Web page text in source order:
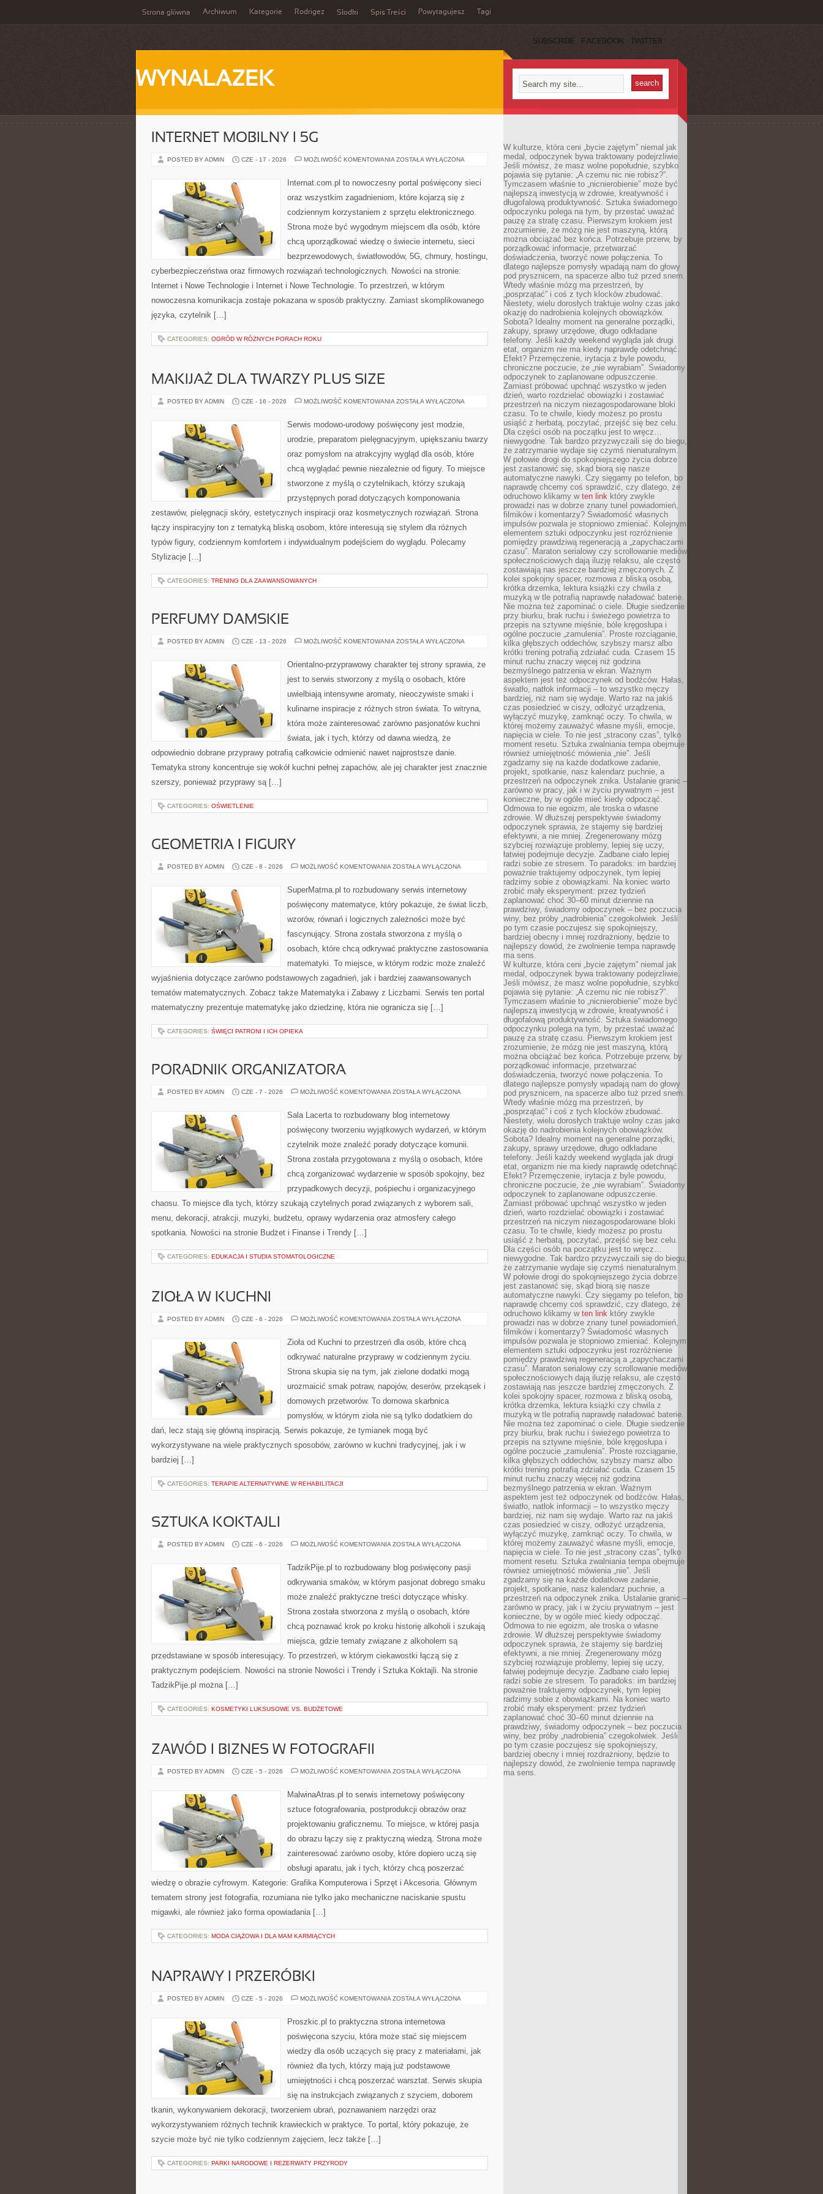
Strona główna Archiwum Kategorie Rodrigez Słodki Spis Treści Powytagujesz Tagi
SUBSCRIBE FACEBOOK TWITTER
WYNALAZEK
INTERNET MOBILNY I 5G
POSTED BY ADMIN CZE - 17 - 2026 MOŻLIWOŚĆ KOMENTOWANIA INTERNET
ZOSTAŁA WYŁĄCZONA
Internat.com.pl to nowoczesny portal poświęcony sieci
oraz wszystkim zagadnieniom, które kojarzą się z
codziennym korzystaniem z sprzętu elektronicznego.
Strona może być wygodnym miejscem dla osób, które
chcą uporządkować wiedzę o świecie internetu, sieci
bezprzewodowych, światłowodów, 5G, chmury, hostingu,
cyberbezpieczeństwa oraz firmowych rozwiązań technologicznych. Nowości na stronie:
Internet i Nowe Technologie i Internet i Nowe Technologie. To przestrzeń, w którym
nowoczesna komunikacja zostaje pokazana w sposób praktyczny. Zamiast skomplikowanego
języka, czytelnik […]
CATEGORIES: OGRÓD W RÓŻNYCH PORACH ROKU
MAKIJAŻ DLA TWARZY PLUS SIZE
POSTED BY ADMIN CZE - 16 - 2026 MOŻLIWOŚĆ KOMENTOWANIA MAKIJAŻ
PLUS
SIZE
ZOSTAŁA WYŁĄCZONA
Serwis modowo-urodowy poświęcony jest modzie,
urodzie, preparatom pielęgnacyjnym, upiększaniu twarzy
oraz pomysłom na atrakcyjny wygląd dla osób, które
chcą wyglądać pewnie niezależnie od figury. To miejsce
stworzone z myślą o czytelnikach, którzy szukają
przystępnych porad dotyczących komponowania
zestawów, pielęgnacji skóry, estetycznych inspiracji oraz kosmetycznych rozwiązań. Strona
łączy inspiracyjny ton z tematyką bliską osobom, które interesują się stylem dla różnych
typów figury, codziennym komfortem i indywidualnym podejściem do wyglądu. Polecamy
Stylizacje […]
CATEGORIES: TRENING DLA ZAAWANSOWANYCH
PERFUMY DAMSKIE
POSTED BY ADMIN CZE - 13 - 2026 MOŻLIWOŚĆ KOMENTOWANIA PERFUMY
ZOSTAŁA WYŁĄCZONA
Orientalno-przyprawowy charakter tej strony sprawia, że
jest to serwis stworzony z myślą o osobach, które
uwielbiają intensywne aromaty, nieoczywiste smaki i
kulinarne inspiracje z różnych stron świata. To witryna,
która może zainteresować zarówno pasjonatów kuchni
świata, jak i tych, którzy od dawna wiedzą, że
odpowiednio dobrane przyprawy potrafią całkowicie odmienić nawet najprostsze danie.
Tematyka strony koncentruje się wokół kuchni pełnej zapachów, ale jej charakter jest znacznie
szerszy, ponieważ przyprawy są […]
CATEGORIES: OŚWIETLENIE
GEOMETRIA I FIGURY
POSTED BY ADMIN CZE - 8 - 2026 MOŻLIWOŚĆ KOMENTOWANIA GEOMETRIA
ZOSTAŁA WYŁĄCZONA
SuperMatma.pl to rozbudowany serwis internetowy
poświęcony matematyce, który pokazuje, że świat liczb,
wzorów, równań i logicznych zależności może być
fascynujący. Strona została stworzona z myślą o
osobach, które chcą odkrywać praktyczne zastosowania
matematyki. To miejsce, w którym rodzic może znaleźć
wyjaśnienia dotyczące zarówno podstawowych zagadnień, jak i bardziej zaawansowanych
tematów matematycznych. Zobacz także Matematyka i Zabawy z Liczbami. Serwis ten portal
matematyczny prezentuje matematykę jako dziedzinę, która nie ogranicza się […]
CATEGORIES: ŚWIĘCI PATRONI I ICH OPIEKA
PORADNIK ORGANIZATORA
POSTED BY ADMIN CZE - 7 - 2026 MOŻLIWOŚĆ KOMENTOWANIA PORADNIK
ZOSTAŁA WYŁĄCZONA
Sala Lacerta to rozbudowany blog internetowy
poświęcony tworzeniu wyjątkowych wydarzeń, w którym
czytelnik może znaleźć porady dotyczące komunii.
Strona została przygotowana z myślą o osobach, które
chcą zorganizować wydarzenie w sposób spokojny, bez
przypadkowych decyzji, pośpiechu i organizacyjnego
chaosu. To miejsce dla tych, którzy szukają czytelnych porad związanych z wyborem sali,
menu, dekoracji, atrakcji, muzyki, budżetu, oprawy wydarzenia oraz atmosfery całego
spotkania. Nowości na stronie Budżet i Finanse i Trendy […]
CATEGORIES: EDUKACJA I STUDIA STOMATOLOGICZNE
ZIOŁA W KUCHNI
POSTED BY ADMIN CZE - 6 - 2026 MOŻLIWOŚĆ KOMENTOWANIA ZIOŁA
ZOSTAŁA WYŁĄCZONA
Zioła od Kuchni to przestrzeń dla osób, które chcą
odkrywać naturalne przyprawy w codziennym życiu.
Strona skupia się na tym, jak zielone dodatki mogą
urozmaicić smak potraw, napojów, deserów, przekąsek i
domowych przetworów. To domowa skarbnica
pomysłów, w którym zioła nie są tylko dodatkiem do
dań, lecz stają się główną inspiracją. Serwis pokazuje, że tymianek mogą być
wykorzystywane na wiele praktycznych sposobów, zarówno w kuchni tradycyjnej, jak i w
bardziej […]
CATEGORIES: TERAPIE ALTERNATYWNE W REHABILITACJI
SZTUKA KOKTAJLI
POSTED BY ADMIN CZE - 6 - 2026 MOŻLIWOŚĆ KOMENTOWANIA SZTUKA
ZOSTAŁA WYŁĄCZONA
TadzikPije.pl to rozbudowany blog poświęcony pasji
odkrywania smaków, w którym pasjonat dobrego smaku
może znaleźć praktyczne treści dotyczące whisky.
Strona została stworzona z myślą o osobach, które
chcą poznawać krok po kroku historię alkoholi i szukają
miejsca, gdzie tematy związane z alkoholem są
przedstawiane w sposób interesujący. To przestrzeń, w którym ciekawostki łączą się z
praktycznym podejściem. Nowości na stronie Nowości i Trendy i Sztuka Koktajli. Na stronie
TadzikPije.pl można […]
CATEGORIES: KOSMETYKI LUKSUSOWE VS. BUDŻETOWE
ZAWÓD I BIZNES W FOTOGRAFII
POSTED BY ADMIN CZE - 5 - 2026 MOŻLIWOŚĆ KOMENTOWANIA ZAWÓD
FOTOGRAFII
ZOSTAŁA WYŁĄCZONA
MalwinaAtras.pl to serwis internetowy poświęcony
sztuce fotografowania, postprodukcji obrazów oraz
projektowaniu graficznemu. To miejsce, w której pasja
do obrazu łączy się z praktyczną wiedzą. Strona może
zainteresować zarówno osoby, które dopiero uczą się
obsługi aparatu, jak i tych, którzy chcą poszerzać
wiedzę o obrazie cyfrowym. Kategorie: Grafika Komputerowa i Sprzęt i Akcesoria. Głównym
tematem strony jest fotografia, rozumiana nie tylko jako mechaniczne naciskanie spustu
migawki, ale również jako forma opowiadania […]
CATEGORIES: MODA CIĄŻOWA I DLA MAM KARMIĄCYCH
NAPRAWY I PRZERÓBKI
POSTED BY ADMIN CZE - 5 - 2026 MOŻLIWOŚĆ KOMENTOWANIA NAPRAWY
ZOSTAŁA WYŁĄCZONA
Proszkic.pl to praktyczna strona internetowa
poświęcona szyciu, która może stać się miejscem
wiedzy dla osób uczących się pracy z materiałami, jak
również dla tych, którzy mają już podstawowe
umiejętności i chcą poszerzać warsztat. Serwis skupia
się na instrukcjach związanych z szyciem, doborem
tkanin, wykonywaniem dekoracji, tworzeniem ubrań, poznawaniem narzędzi oraz
wykorzystywaniem różnych technik krawieckich w praktyce. To portal, który pokazuje, że
szycie może być nie tylko codziennym zajęciem, lecz także […]
CATEGORIES: PARKI NARODOWE I REZERWATY PRZYRODY
W kulturze, która ceni „bycie zajętym” niemal jak
medal, odpoczynek bywa traktowany podejrzliwie.
Jeśli mówisz, że masz wolne popołudnie, szybko
pojawia się pytanie: „A czemu nic nie robisz?”.
Tymczasem właśnie to „nicnierobienie” może być
najlepszą inwestycją w zdrowie, kreatywność i
długofalową produktywność. Sztuka świadomego
odpoczynku polega na tym, by przestać uważać
pauzę za stratę czasu. Pierwszym krokiem jest
zrozumienie, że mózg nie jest maszyną, którą
można obciążać bez końca. Potrzebuje przerw, by
porządkować informacje, przetwarzać
doświadczenia, tworzyć nowe połączenia. To
dlatego najlepsze pomysły wpadają nam do głowy
pod prysznicem, na spacerze albo tuż przed snem.
Wtedy właśnie mózg ma przestrzeń, by
„posprzątać” i coś z tych klocków zbudować.
Niestety, wielu dorosłych traktuje wolny czas jako
okazję do nadrobienia kolejnych obowiązków.
Sobota? Idealny moment na generalne porządki,
zakupy, sprawy urzędowe, długo odkładane
telefony. Jeśli każdy weekend wygląda jak drugi
etat, organizm nie ma kiedy naprawdę odetchnąć.
Efekt? Przemęczenie, irytacja z byle powodu,
chroniczne poczucie, że „nie wyrabiam”. Świadomy
odpoczynek to zaplanowane odpuszczenie.
Zamiast próbować upchnąć wszystko w jeden
dzień, warto rozdzielać obowiązki i zostawiać
przestrzeń na niczym niezagospodarowane bloki
czasu. To te chwile, kiedy możesz po prostu
usiąść z herbatą, poczytać, przejść się bez celu.
Dla części osób na początku jest to wręcz…
niewygodne. Tak bardzo przyzwyczaili się do biegu,
że zatrzymanie wydaje się czymś nienaturalnym.
W połowie drogi do spokojniejszego życia dobrze
jest zastanowić się, skąd biorą się nasze
automatyczne nawyki. Czy sięgamy po telefon, bo
naprawdę chcemy coś sprawdzić, czy dlatego, że
odruchowo klikamy w ten link który zwykle
prowadzi nas w dobrze znany tunel powiadomień,
filmików i komentarzy? Świadomość własnych
impulsów pozwala je stopniowo zmieniać. Kolejnym
elementem sztuki odpoczynku jest rozróżnienie
pomiędzy prawdziwą regeneracją a „zapychaczami
czasu”. Maraton serialowy czy scrollowanie mediów
społecznościowych dają iluzję relaksu, ale często
zostawiają nas jeszcze bardziej zmęczonych. Z
kolei spokojny spacer, rozmowa z bliską osobą,
krótka drzemka, lektura książki czy chwila z
muzyką w tle potrafią naprawdę naładować baterie.
Nie można też zapominać o ciele. Długie siedzenie
przy biurku, brak ruchu i świeżego powietrza to
przepis na sztywne mięśnie, bóle kręgosłupa i
ogólne poczucie „zamulenia”. Proste rozciąganie,
kilka głębszych oddechów, szybszy marsz albo
krótki trening potrafią zdziałać cuda. Czasem 15
minut ruchu znaczy więcej niż godzina
bezmyślnego patrzenia w ekran. Ważnym
aspektem jest też odpoczynek od bodźców. Hałas,
światło, natłok informacji – to wszystko męczy
bardziej, niż nam się wydaje. Warto raz na jakiś
czas posiedzieć w ciszy, odłożyć urządzenia,
wyłączyć muzykę, zamknąć oczy. To chwila, w
której możemy zauważyć własne myśli, emocje,
napięcia w ciele. To nie jest „stracony czas”, tylko
moment resetu. Sztuka zwalniania tempa obejmuje
również umiejętność mówienia „nie”. Jeśli
zgadzamy się na każde dodatkowe zadanie,
projekt, spotkanie, nasz kalendarz puchnie, a
przestrzeń na odpoczynek znika. Ustalanie granic –
zarówno w pracy, jak i w życiu prywatnym – jest
konieczne, by w ogóle mieć kiedy odpocząć.
Odmowa to nie egoizm, ale troska o własne
zdrowie. W dłuższej perspektywie świadomy
odpoczynek sprawia, że stajemy się bardziej
efektywni, a nie mniej. Zregenerowany mózg
szybciej rozwiązuje problemy, lepiej się uczy,
łatwiej podejmuje decyzje. Zadbane ciało lepiej
radzi sobie ze stresem. To paradoks: im bardziej
poważnie traktujemy odpoczynek, tym lepiej
radzimy sobie z obowiązkami. Na koniec warto
zrobić mały eksperyment: przez tydzień
zaplanować choć 30–60 minut dziennie na
prawdziwy, świadomy odpoczynek – bez poczucia
winy, bez próby „nadrobienia” czegokolwiek. Jeśli
po tym czasie poczujesz się spokojniejszy,
bardziej obecny i mniej rozdrażniony, będzie to
najlepszy dowód, że zwolnienie tempa naprawdę
ma sens.
W kulturze, która ceni „bycie zajętym” niemal jak
medal, odpoczynek bywa traktowany podejrzliwie.
Jeśli mówisz, że masz wolne popołudnie, szybko
pojawia się pytanie: „A czemu nic nie robisz?”.
Tymczasem właśnie to „nicnierobienie” może być
najlepszą inwestycją w zdrowie, kreatywność i
długofalową produktywność. Sztuka świadomego
odpoczynku polega na tym, by przestać uważać
pauzę za stratę czasu. Pierwszym krokiem jest
zrozumienie, że mózg nie jest maszyną, którą
można obciążać bez końca. Potrzebuje przerw, by
porządkować informacje, przetwarzać
doświadczenia, tworzyć nowe połączenia. To
dlatego najlepsze pomysły wpadają nam do głowy
pod prysznicem, na spacerze albo tuż przed snem.
Wtedy właśnie mózg ma przestrzeń, by
„posprzątać” i coś z tych klocków zbudować.
Niestety, wielu dorosłych traktuje wolny czas jako
okazję do nadrobienia kolejnych obowiązków.
Sobota? Idealny moment na generalne porządki,
zakupy, sprawy urzędowe, długo odkładane
telefony. Jeśli każdy weekend wygląda jak drugi
etat, organizm nie ma kiedy naprawdę odetchnąć.
Efekt? Przemęczenie, irytacja z byle powodu,
chroniczne poczucie, że „nie wyrabiam”. Świadomy
odpoczynek to zaplanowane odpuszczenie.
Zamiast próbować upchnąć wszystko w jeden
dzień, warto rozdzielać obowiązki i zostawiać
przestrzeń na niczym niezagospodarowane bloki
czasu. To te chwile, kiedy możesz po prostu
usiąść z herbatą, poczytać, przejść się bez celu.
Dla części osób na początku jest to wręcz…
niewygodne. Tak bardzo przyzwyczaili się do biegu,
że zatrzymanie wydaje się czymś nienaturalnym.
W połowie drogi do spokojniejszego życia dobrze
jest zastanowić się, skąd biorą się nasze
automatyczne nawyki. Czy sięgamy po telefon, bo
naprawdę chcemy coś sprawdzić, czy dlatego, że
odruchowo klikamy w ten link który zwykle
prowadzi nas w dobrze znany tunel powiadomień,
filmików i komentarzy? Świadomość własnych
impulsów pozwala je stopniowo zmieniać. Kolejnym
elementem sztuki odpoczynku jest rozróżnienie
pomiędzy prawdziwą regeneracją a „zapychaczami
czasu”. Maraton serialowy czy scrollowanie mediów
społecznościowych dają iluzję relaksu, ale często
zostawiają nas jeszcze bardziej zmęczonych. Z
kolei spokojny spacer, rozmowa z bliską osobą,
krótka drzemka, lektura książki czy chwila z
muzyką w tle potrafią naprawdę naładować baterie.
Nie można też zapominać o ciele. Długie siedzenie
przy biurku, brak ruchu i świeżego powietrza to
przepis na sztywne mięśnie, bóle kręgosłupa i
ogólne poczucie „zamulenia”. Proste rozciąganie,
kilka głębszych oddechów, szybszy marsz albo
krótki trening potrafią zdziałać cuda. Czasem 15
minut ruchu znaczy więcej niż godzina
bezmyślnego patrzenia w ekran. Ważnym
aspektem jest też odpoczynek od bodźców. Hałas,
światło, natłok informacji – to wszystko męczy
bardziej, niż nam się wydaje. Warto raz na jakiś
czas posiedzieć w ciszy, odłożyć urządzenia,
wyłączyć muzykę, zamknąć oczy. To chwila, w
której możemy zauważyć własne myśli, emocje,
napięcia w ciele. To nie jest „stracony czas”, tylko
moment resetu. Sztuka zwalniania tempa obejmuje
również umiejętność mówienia „nie”. Jeśli
zgadzamy się na każde dodatkowe zadanie,
projekt, spotkanie, nasz kalendarz puchnie, a
przestrzeń na odpoczynek znika. Ustalanie granic –
zarówno w pracy, jak i w życiu prywatnym – jest
konieczne, by w ogóle mieć kiedy odpocząć.
Odmowa to nie egoizm, ale troska o własne
zdrowie. W dłuższej perspektywie świadomy
odpoczynek sprawia, że stajemy się bardziej
efektywni, a nie mniej. Zregenerowany mózg
szybciej rozwiązuje problemy, lepiej się uczy,
łatwiej podejmuje decyzje. Zadbane ciało lepiej
radzi sobie ze stresem. To paradoks: im bardziej
poważnie traktujemy odpoczynek, tym lepiej
radzimy sobie z obowiązkami. Na koniec warto
zrobić mały eksperyment: przez tydzień
zaplanować choć 30–60 minut dziennie na
prawdziwy, świadomy odpoczynek – bez poczucia
winy, bez próby „nadrobienia” czegokolwiek. Jeśli
po tym czasie poczujesz się spokojniejszy,
bardziej obecny i mniej rozdrażniony, będzie to
najlepszy dowód, że zwolnienie tempa naprawdę
ma sens.